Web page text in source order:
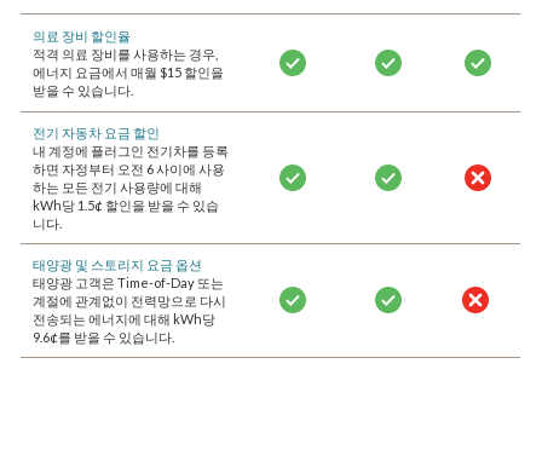
의료 장비 할인율
적격 의료 장비를 사용하는 경우,
에너지 요금에서 매월 $15 할인을
받을 수 있습니다.
전기 자동차 요금 할인
내 계정에 플러그인 전기차를 등록
하면 자정부터 오전 6 사이에 사용
하는 모든 전기 사용량에 대해
kWh당 1.5¢ 할인을 받을 수 있습
니다.
태양광 및 스토리지 요금 옵션
태양광 고객은 Time-of-Day 또는
계절에 관계없이 전력망으로 다시
전송되는 에너지에 대해 kWh당
9.6¢를 받을 수 있습니다.